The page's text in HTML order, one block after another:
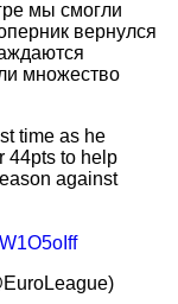
мы смогли
вернулся
множество
time as he
44pts to help
against